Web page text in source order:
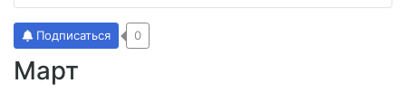
Март
Подписаться 0